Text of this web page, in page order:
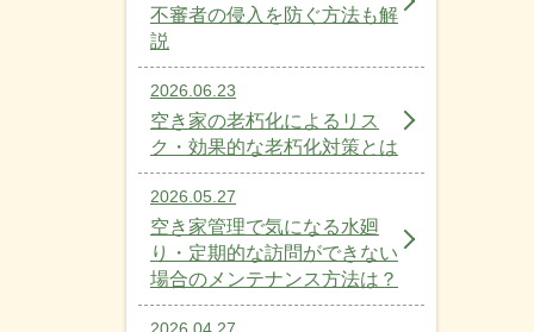
不審者の侵入を防ぐ方法も解
説
2026.06.23
空き家の老朽化によるリス
ク・効果的な老朽化対策とは
2026.05.27
空き家管理で気になる水廻
り・定期的な訪問ができない
場合のメンテナンス方法は？